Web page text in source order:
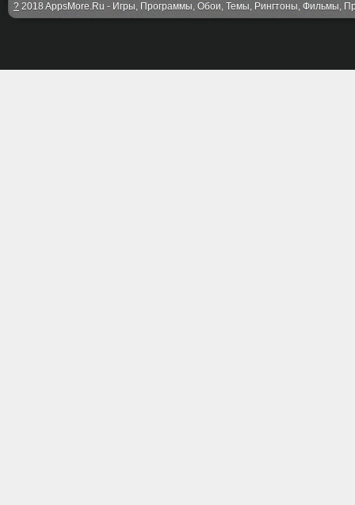
? 2018 AppsMore.Ru - Игры, Программы, Обои, Темы, Рингтоны, Фильмы,